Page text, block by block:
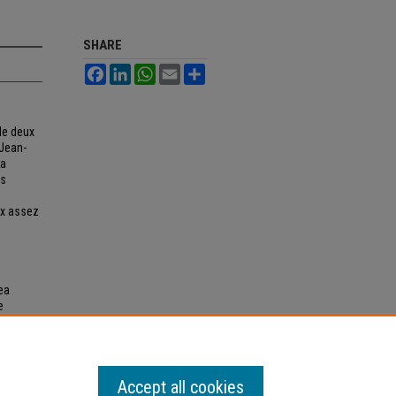
deux
assez
SHARE
FacebookLinkedInWhatsApp
Email
Accept all cookies